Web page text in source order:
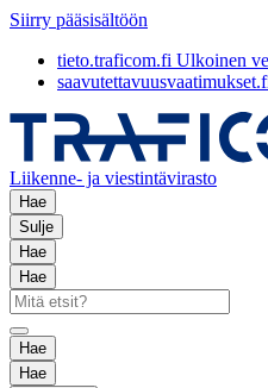
Siirry pääsisältöön
tieto.traficom.fi Ulkoinen
Liikenne- ja viestintävirasto
Hae
Sulje
Hae
Hae
Hae
Hae